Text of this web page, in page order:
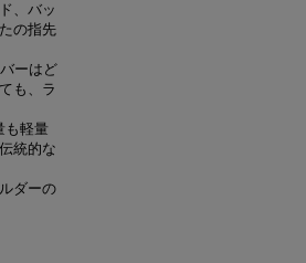
、バッ
の指先
ーはど
も、ラ
も軽量
統的な
ダーの